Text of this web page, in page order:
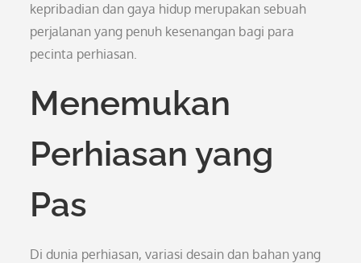
kepribadian dan gaya hidup merupakan sebuah
perjalanan yang penuh kesenangan bagi para
pecinta perhiasan.
Menemukan
Perhiasan yang
Pas
Di dunia perhiasan, variasi desain dan bahan yang